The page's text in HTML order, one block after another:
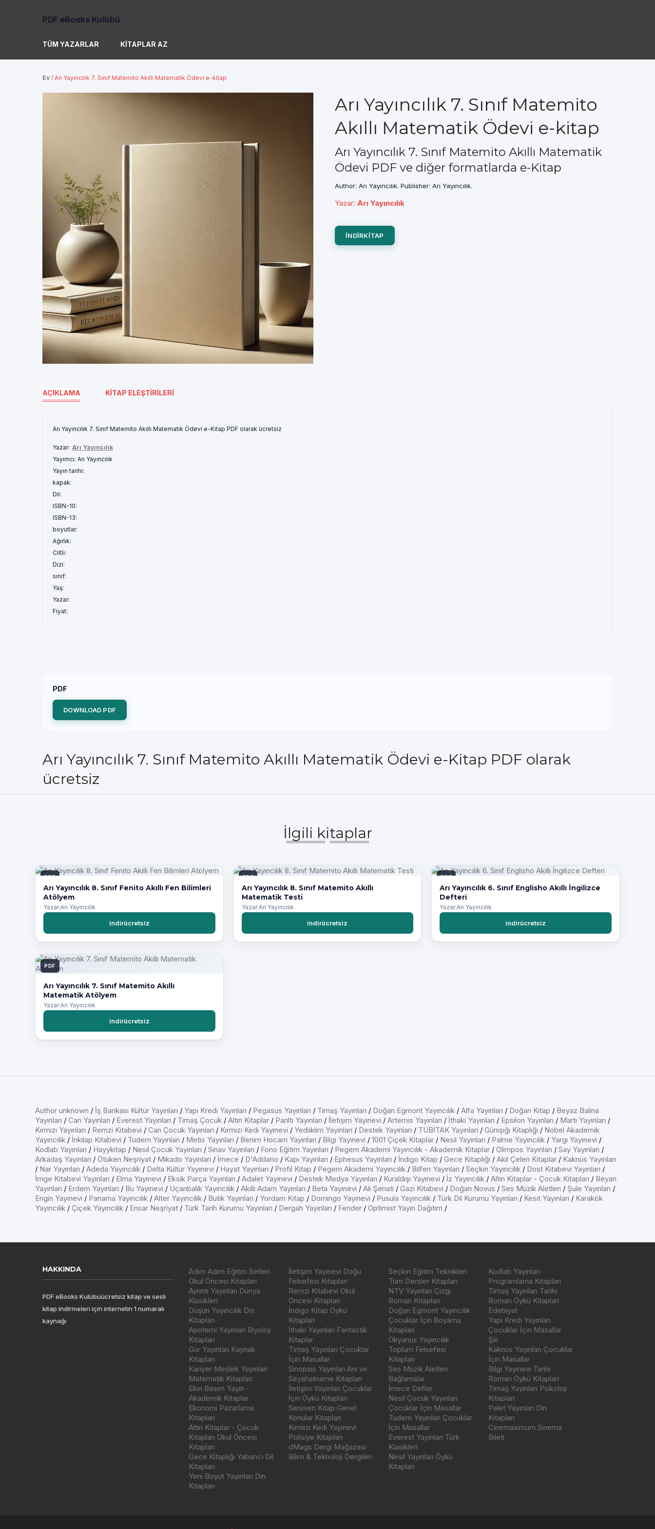
PDF eBooks Kulübü
TÜM YAZARLAR KITAPLAR AZ
Ev / Arı Yayıncılık 7. Sınıf Matemito Akıllı Matematik Ödevi e-kitap
Arı Yayıncılık 7. Sınıf Matemito
Akıllı Matematik Ödevi e-kitap
Arı Yayıncılık 7. Sınıf Matemito Akıllı Matematik
Ödevi PDF ve diğer formatlarda e-Kitap
Author: Arı Yayıncılık. Publisher: Arı Yayıncılık.
Yazar: Arı Yayıncılık
INDIRKITAP
AÇIKLAMA KITAP ELEŞTIRILERI
Arı Yayıncılık 7. Sınıf Matemito Akıllı Matematik Ödevi e-Kitap PDF olarak ücretsiz
Yazar: Arı Yayıncılık
Yayımcı: Arı Yayıncılık
Yayın tarihi:
kapak:
Dil:
ISBN-10:
ISBN-13:
boyutlar:
Ağırlık:
Ciltli:
Dizi:
sınıf:
Yaş:
Yazar:
Fiyat:
PDF
DOWNLOAD PDF
Arı Yayıncılık 7. Sınıf Matemito Akıllı Matematik Ödevi e-Kitap PDF olarak
ücretsiz
İlgili kitaplar
PDF
Arı Yayıncılık 8. Sınıf Fenito Akıllı Fen Bilimleri
Atölyem
Yazar:Arı Yayıncılık
indirücretsiz
PDF
Arı Yayıncılık 8. Sınıf Matemito Akıllı
Matematik Testi
Yazar:Arı Yayıncılık
indirücretsiz
PDF
Arı Yayıncılık 6. Sınıf Englisho Akıllı İngilizce
Defteri
Yazar:Arı Yayıncılık
indirücretsiz
PDF
Arı Yayıncılık 7. Sınıf Matemito Akıllı
Matematik Atölyem
Yazar:Arı Yayıncılık
indirücretsiz
Author unknown / İş Bankası Kültür Yayınları / Yapı Kredi Yayınları / Pegasus Yayınları / Timaş Yayınları / Doğan Egmont Yayıncılık / Alfa Yayınları / Doğan Kitap / Beyaz Balina
Yayınları / Can Yayınları / Everest Yayınları / Timaş Çocuk / Altın Kitaplar / Parıltı Yayınları / İletişim Yayınevi / Artemis Yayınları / İthaki Yayınları / Epsilon Yayınları / Martı Yayınları /
Kırmızı Yayınları / Remzi Kitabevi / Can Çocuk Yayınları / Kırmızı Kedi Yayınevi / Yediiklim Yayınları / Destek Yayınları / TÜBİTAK Yayınları / Günışığı Kitaplığı / Nobel Akademik
Yayıncılık / İnkılap Kitabevi / Tudem Yayınları / Metis Yayınları / Benim Hocam Yayınları / Bilgi Yayınevi / 1001 Çiçek Kitaplar / Nesil Yayınları / Palme Yayıncılık / Yargı Yayınevi /
Kodlab Yayınları / Hayykitap / Nesil Çocuk Yayınları / Sınav Yayınları / Fono Eğitim Yayınları / Pegem Akademi Yayıncılık - Akademik Kitaplar / Olimpos Yayınları / Say Yayınları /
Arkadaş Yayınları / Ötüken Neşriyat / Mikado Yayınları / İmece / D'Addario / Kapı Yayınları / Ephesus Yayınları / İndigo Kitap / Gece Kitaplığı / Akıl Çelen Kitaplar / Kaknüs Yayınları
/ Nar Yayınları / Adeda Yayıncılık / Delta Kültür Yayınevi / Hayat Yayınları / Profil Kitap / Pegem Akademi Yayıncılık / Bilfen Yayınları / Seçkin Yayıncılık / Dost Kitabevi Yayınları /
İmge Kitabevi Yayınları / Elma Yayınevi / Eksik Parça Yayınları / Adalet Yayınevi / Destek Medya Yayınları / Kuraldışı Yayınevi / İz Yayıncılık / Altın Kitaplar - Çocuk Kitapları / Beyan
Yayınları / Erdem Yayınları / Bu Yayınevi / Uçanbalık Yayıncılık / Akıllı Adam Yayınları / Beta Yayınevi / Ali Şeriati / Gazi Kitabevi / Doğan Novus / Ses Müzik Aletleri / Şule Yayınları /
Engin Yayınevi / Panama Yayıncılık / Alter Yayıncılık / Butik Yayınları / Yordam Kitap / Domingo Yayınevi / Pusula Yayıncılık / Türk Dil Kurumu Yayınları / Kesit Yayınları / Karakök
Yayıncılık / Çiçek Yayıncılık / Ensar Neşriyat / Türk Tarih Kurumu Yayınları / Dergah Yayınları / Fender / Optimist Yayın Dağıtım /
HAKKINDA
PDF eBooks Kulübüücretsiz kitap ve sesli
kitap indirmeleri için internetin 1 numaralı
kaynağı
Adım Adım Eğitim Setleri
Okul Öncesi Kitapları
Ayrıntı Yayınları Dünya
Klasikleri
Düşün Yayıncılık Din
Kitapları
Apotemi Yayınları Biyoloji
Kitapları
Gür Yayınları Kaynak
Kitapları
Kariyer Meslek Yayınları
Matematik Kitapları
Ekin Basım Yayın -
Akademik Kitaplar
Ekonomi Pazarlama
Kitapları
Altın Kitaplar - Çocuk
Kitapları Okul Öncesi
Kitapları
Gece Kitaplığı Yabancı Dil
Kitapları
Yeni Boyut Yayınları Din
Kitapları
İletişim Yayınevi Doğu
Felsefesi Kitapları
Remzi Kitabevi Okul
Öncesi Kitapları
İndigo Kitap Öykü
Kitapları
İthaki Yayınları Fantastik
Kitaplar
Timaş Yayınları Çocuklar
İçin Masallar
Sinopsis Yayınları Anı ve
Seyahatname Kitapları
İletişim Yayınları Çocuklar
İçin Öykü Kitapları
Serüven Kitap Genel
Konular Kitapları
Kırmızı Kedi Yayınevi
Polisiye Kitapları
dMags Dergi Mağazası
Bilim & Teknoloji Dergileri
Seçkin Eğitim Teknikleri
Tüm Dersler Kitapları
NTV Yayınları Çizgi
Roman Kitapları
Doğan Egmont Yayıncılık
Çocuklar İçin Boyama
Kitapları
Okyanus Yayıncılık
Toplum Felsefesi
Kitapları
Ses Müzik Aletleri
Bağlamalar
İmece Defler
Nesil Çocuk Yayınları
Çocuklar İçin Masallar
Tudem Yayınları Çocuklar
İçin Masallar
Everest Yayınları Türk
Klasikleri
Nesil Yayınları Öykü
Kitapları
Kodlab Yayınları
Programlama Kitapları
Timaş Yayınları Tarihi
Roman Öykü Kitapları
Edebiyat
Yapı Kredi Yayınları
Çocuklar İçin Masallar
Şiir
Kaknüs Yayınları Çocuklar
İçin Masallar
Bilgi Yayınevi Tarihi
Roman Öykü Kitapları
Timaş Yayınları Psikoloji
Kitapları
Palet Yayınları Din
Kitapları
Cinemaximum Sinema
Bileti